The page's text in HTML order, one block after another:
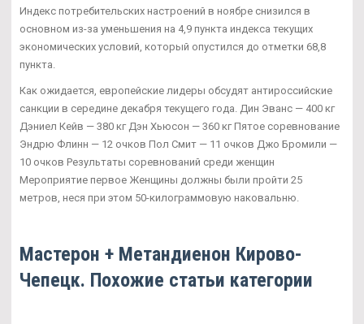
Индекс потребительских настроений в ноябре снизился в
основном из-за уменьшения на 4,9 пункта индекса текущих
экономических условий, который опустился до отметки 68,8
пункта.
Как ожидается, европейские лидеры обсудят антироссийские
санкции в середине декабря текущего года. Дин Эванс — 400 кг
Дэниел Кейв — 380 кг Дэн Хьюсон — 360 кг Пятое соревнование
Эндрю Флинн — 12 очков Пол Смит — 11 очков Джо Бромили —
10 очков Результаты соревнований среди женщин
Мероприятие первое Женщины должны были пройти 25
метров, неся при этом 50-килограммовую наковальню.
Мастерон + Метандиенон Кирово-
Чепецк. Похожие статьи категории